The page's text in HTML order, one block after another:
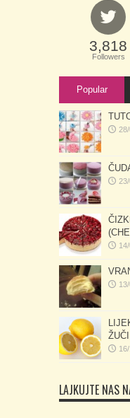
3,818
Followers
Popular
LAJKUJTE NAS